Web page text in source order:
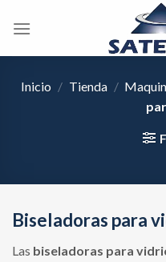
Inicio / Tienda /
Biseladoras para
Las biseladoras para